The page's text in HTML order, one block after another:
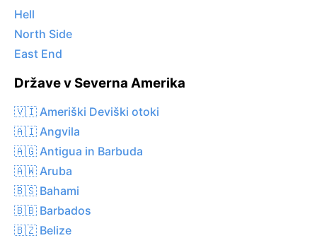
Hell
North Side
East End
Države v Severna Amerika
🇻🇮 Ameriški Deviški otoki
🇦🇮 Angvila
🇦🇬 Antigua in Barbuda
🇦🇼 Aruba
🇧🇸 Bahami
🇧🇧 Barbados
🇧🇿 Belize